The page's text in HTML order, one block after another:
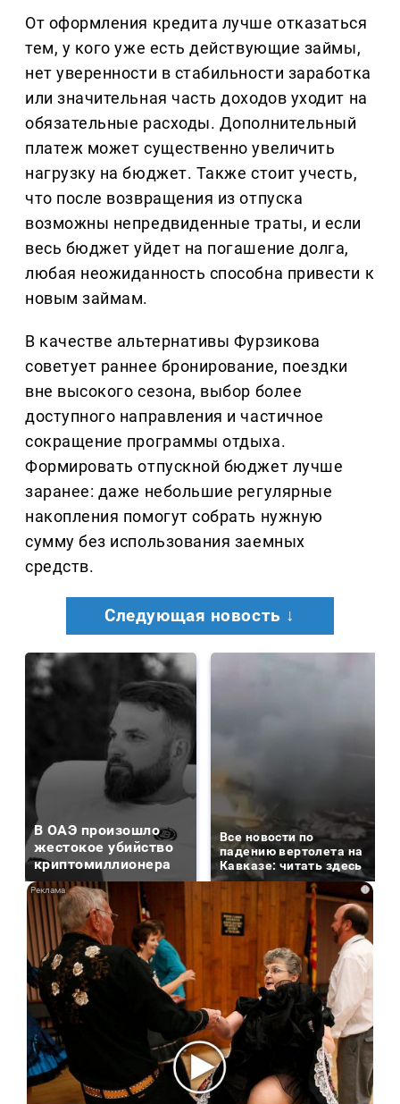
От оформления кредита лучше отказаться
тем, у кого уже есть действующие займы,
нет уверенности в стабильности заработка
или значительная часть доходов уходит на
обязательные расходы. Дополнительный
платеж может существенно увеличить
нагрузку на бюджет. Также стоит учесть,
что после возвращения из отпуска
возможны непредвиденные траты, и если
весь бюджет уйдет на погашение долга,
любая неожиданность способна привести к
новым займам.
В качестве альтернативы Фурзикова
советует раннее бронирование, поездки
вне высокого сезона, выбор более
доступного направления и частичное
сокращение программы отдыха.
Формировать отпускной бюджет лучше
заранее: даже небольшие регулярные
накопления помогут собрать нужную
сумму без использования заемных
средств.
Следующая новость ↓
В ОАЭ произошло
жестокое убийство
криптомиллионера
Все новости по
падению вертолета на
Кавказе: читать здесь
i